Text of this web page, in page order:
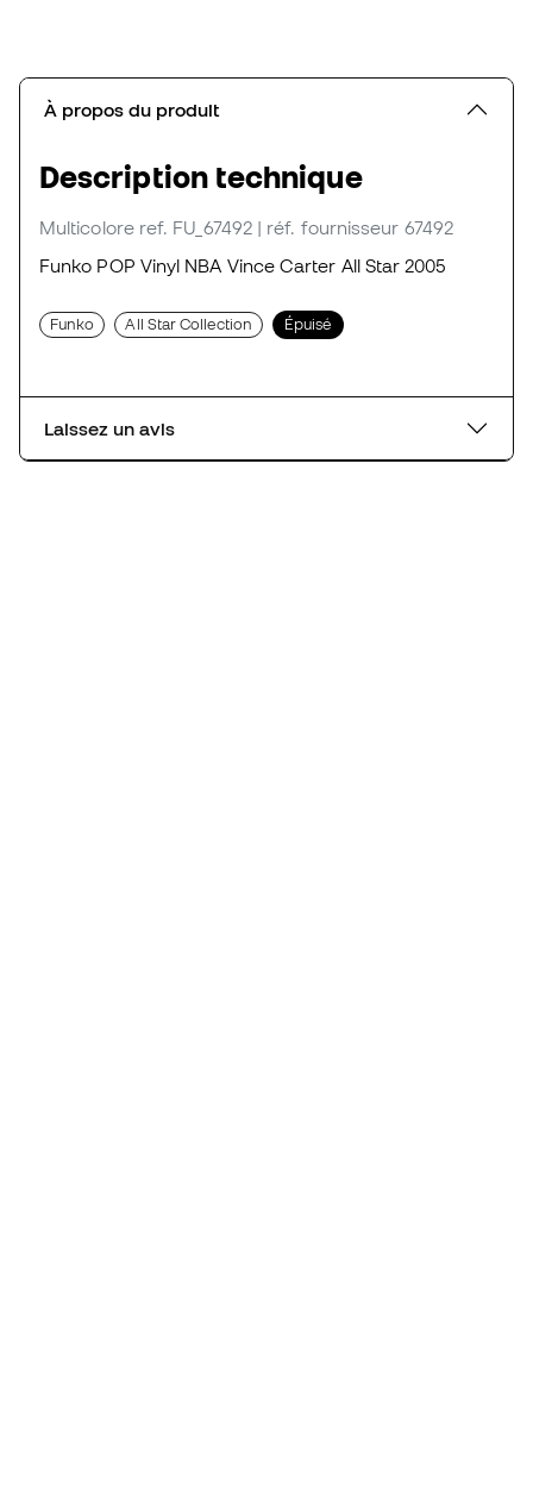
À propos du produit
Description technique
Multicolore ref. FU_67492 | réf. fournisseur 67492
Funko POP Vinyl NBA Vince Carter All Star 2005
Funko All Star Collection Épuisé
Laissez un avis